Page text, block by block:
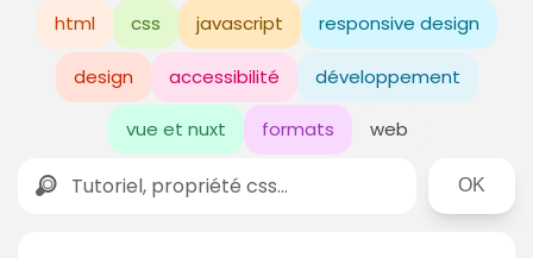
html css javascript responsive design
design accessibilité développement
vue et nuxt formats web
Rechercher